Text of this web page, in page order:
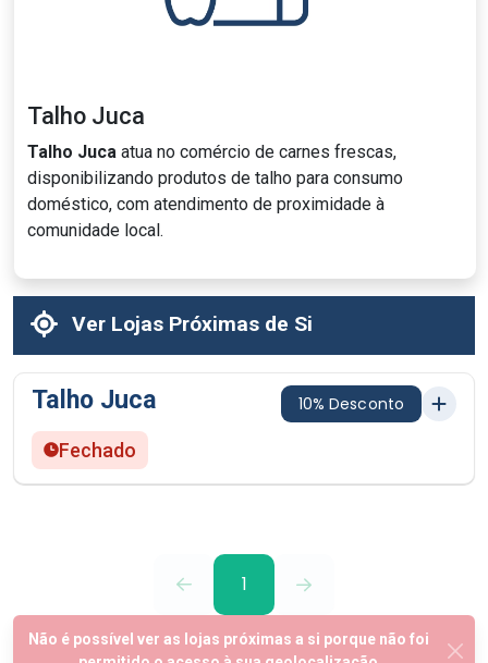
Talho Juca
Talho Juca atua no comércio de carnes frescas,
disponibilizando produtos de talho para consumo
doméstico, com atendimento de proximidade à
comunidade local.
Ver Lojas Próximas de Si
Talho Juca 10% Desconto
Fechado
1